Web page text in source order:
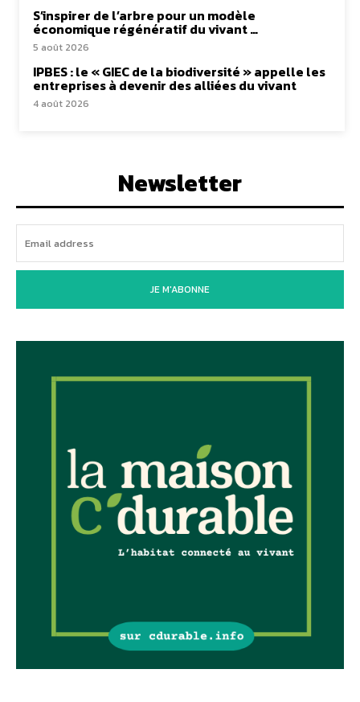
S’inspirer de l’arbre pour un modèle
économique régénératif du vivant …
5 août 2026
IPBES : le « GIEC de la biodiversité » appelle les
entreprises à devenir des alliées du vivant
4 août 2026
Newsletter
JE M'ABONNE